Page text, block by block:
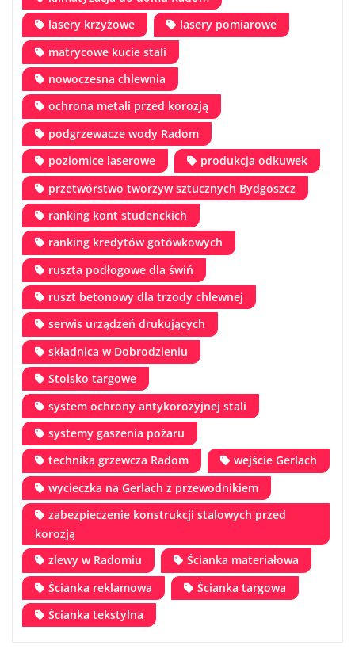
lasery krzyżowe
lasery pomiarowe
matrycowe kucie stali
nowoczesna chlewnia
ochrona metali przed korozją
podgrzewacze wody Radom
poziomice laserowe
produkcja odkuwek
przetwórstwo tworzyw sztucznych Bydgoszcz
ranking kont studenckich
ranking kredytów gotówkowych
ruszta podłogowe dla świń
ruszt betonowy dla trzody chlewnej
serwis urządzeń drukujących
składnica w Dobrodzieniu
Stoisko targowe
system ochrony antykorozyjnej stali
systemy gaszenia pożaru
technika grzewcza Radom
wejście Gerlach
wycieczka na Gerlach z przewodnikiem
zabezpieczenie konstrukcji stalowych przed
korozją
zlewy w Radomiu
Ścianka materiałowa
Ścianka reklamowa
Ścianka targowa
Ścianka tekstylna